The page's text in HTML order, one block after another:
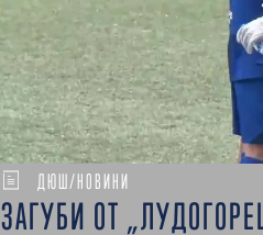
ДЮШ/НОВИНИ
ЗАГУБИ ОТ